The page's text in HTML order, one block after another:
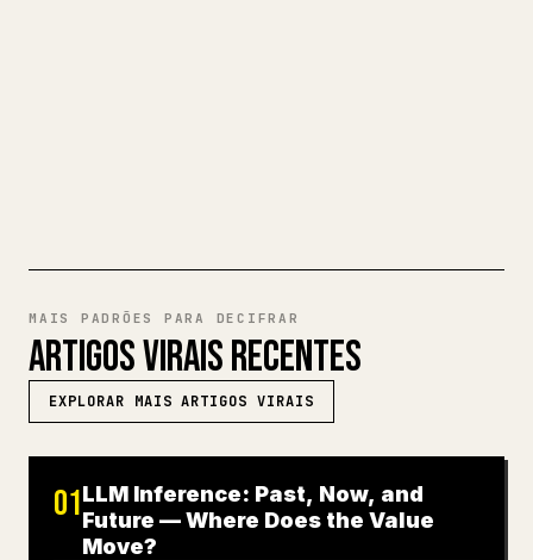
MAIS PADRÕES PARA DECIFRAR
ARTIGOS VIRAIS RECENTES
EXPLORAR MAIS ARTIGOS VIRAIS
01LLM Inference: Past, Now, and
Future — Where Does the Value
Move?